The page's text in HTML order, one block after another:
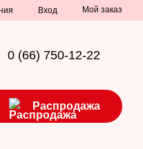
Вход Мой заказ
0 (66) 750-12-22
Распродажа